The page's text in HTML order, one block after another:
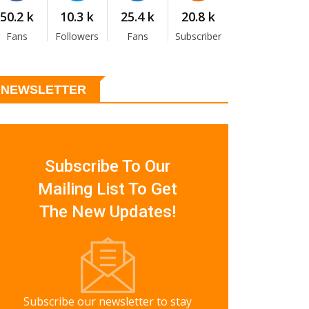
50.2 k
Fans
10.3 k
Followers
25.4 k
Fans
20.8 k
Subscriber
NEWSLETTER
Subscribe To Our
Mailing List To Get
The New Updates!
Subscribe our newsletter to stay